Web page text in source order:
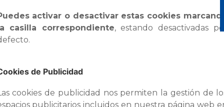
activar o desactivar estas cookies
casilla correspondiente, estando desactivadas
de Publicidad
cookies de publicidad nos permiten la gestión de
publicitarios incluidos en nuestra página web